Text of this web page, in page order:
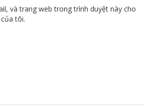
và trang web trong trình duyệt này cho
tôi.